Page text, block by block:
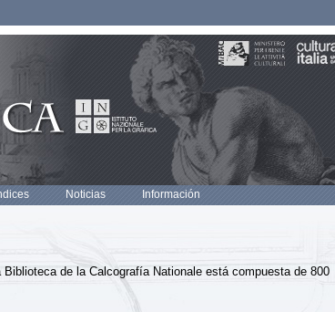
Noticias Información
de la Calcografía Nationale está compuesta de 800